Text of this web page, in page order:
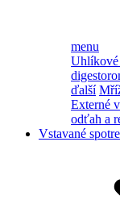
menu
ďalší
Externé
odťah a
Vstavané